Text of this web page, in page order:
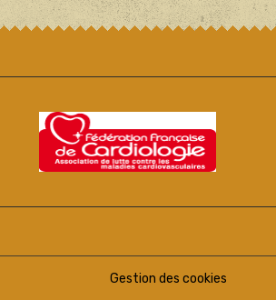
Gestion des cookies